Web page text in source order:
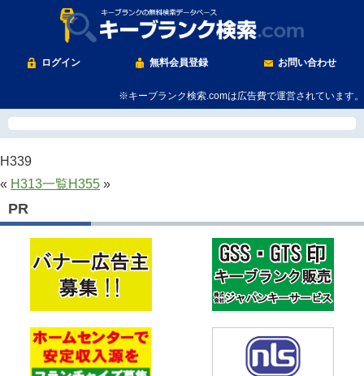
ログイン 無料会員登録 お問い合わせ
※キーブランク検索.comは広告費で運営されています。
H339
« H313一覧H355 »
PR